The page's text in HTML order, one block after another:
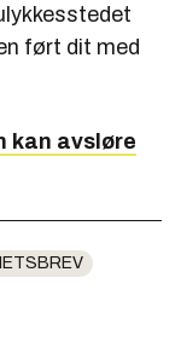
ført dit med
kan avsløre